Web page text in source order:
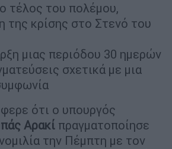
τέλος του πολέμου,
της κρίσης στο Στενό του
μιας περιόδου 30 ημερών
σχετικά με μια
ότι ο υπουργός
Αρακί πραγματοποίησε
την Πέμπτη με τον